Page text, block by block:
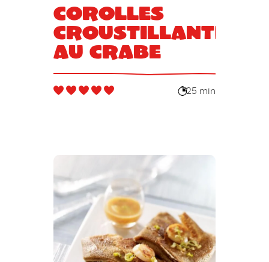
Corolles
croustillantes
au crabe
25 min